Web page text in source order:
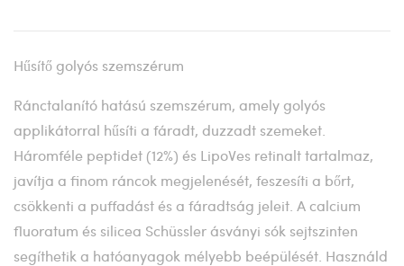
Hűsítő golyós szemszérum
Ránctalanító hatású szemszérum, amely golyós
applikátorral hűsíti a fáradt, duzzadt szemeket.
Háromféle peptidet (12%) és LipoVes retinalt tartalmaz,
javítja a finom ráncok megjelenését, feszesíti a bőrt,
csökkenti a puffadást és a fáradtság jeleit. A calcium
fluoratum és silicea Schüssler ásványi sók sejtszinten
segíthetik a hatóanyagok mélyebb beépülését. Használd